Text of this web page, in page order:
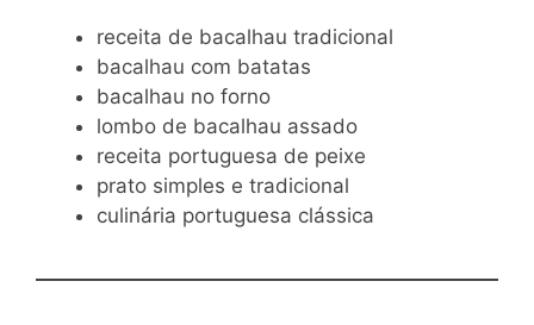
receita de bacalhau tradicional
bacalhau com batatas
bacalhau no forno
lombo de bacalhau assado
receita portuguesa de peixe
prato simples e tradicional
culinária portuguesa clássica